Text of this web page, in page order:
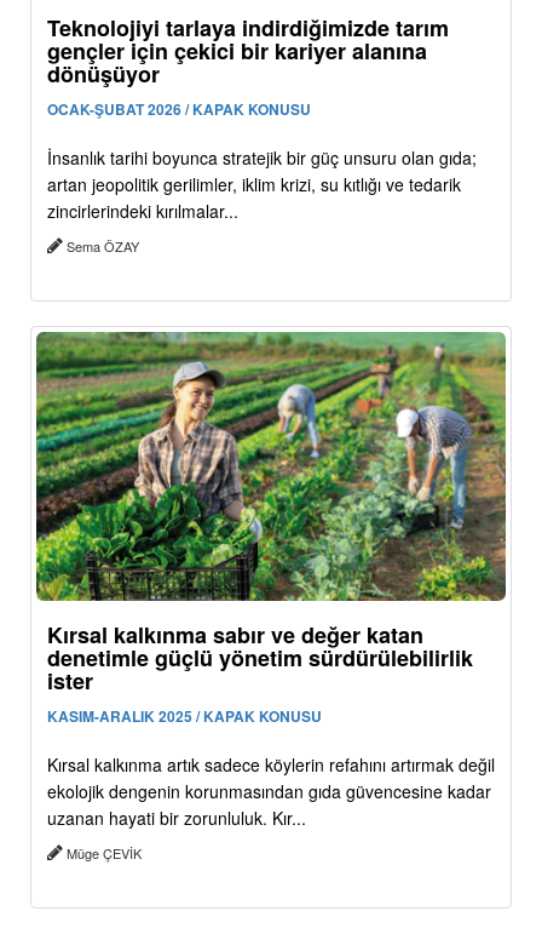
Teknolojiyi tarlaya indirdiğimizde tarım
gençler için çekici bir kariyer alanına
dönüşüyor
OCAK-ŞUBAT 2026 / KAPAK KONUSU
İnsanlık tarihi boyunca stratejik bir güç unsuru olan gıda;
artan jeopolitik gerilimler, iklim krizi, su kıtlığı ve tedarik
zincirlerindeki kırılmalar...
Sema ÖZAY
Kırsal kalkınma sabır ve değer katan
denetimle güçlü yönetim sürdürülebilirlik
ister
KASIM-ARALIK 2025 / KAPAK KONUSU
Kırsal kalkınma artık sadece köylerin refahını artırmak değil
ekolojik dengenin korunmasından gıda güvencesine kadar
uzanan hayati bir zorunluluk. Kır...
Müge ÇEVİK